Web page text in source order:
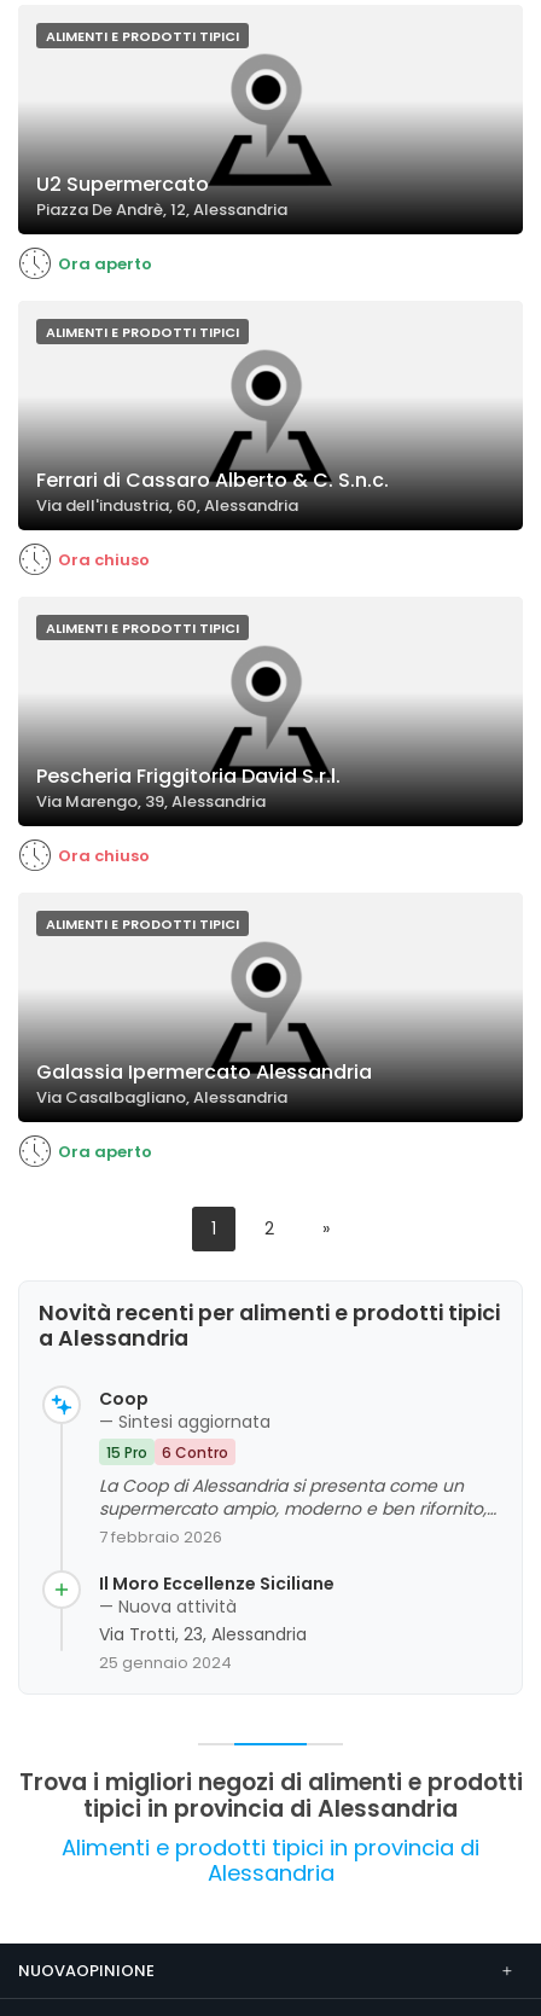
ALIMENTI E PRODOTTI TIPICI
U2 Supermercato
Piazza De Andrè, 12, Alessandria
Ora aperto
ALIMENTI E PRODOTTI TIPICI
Ferrari di Cassaro Alberto & C. S.n.c.
Via dell'industria, 60, Alessandria
Ora chiuso
ALIMENTI E PRODOTTI TIPICI
Pescheria Friggitoria David S.r.l.
Via Marengo, 39, Alessandria
Ora chiuso
ALIMENTI E PRODOTTI TIPICI
Galassia Ipermercato Alessandria
Via Casalbagliano, Alessandria
Ora aperto
1 2 »
Novità recenti per alimenti e prodotti tipici
a Alessandria
Coop
— Sintesi aggiornata
15 Pro 6 Contro
La Coop di Alessandria si presenta come un
supermercato ampio, moderno e ben rifornito,
con un'attenzione particolare alla pulizia,
nel reparto frutta, verdura e pesce. La clientela
apprezza la varietà di offerte, la presenza di
servizi come bar e ristorazione interna, e la
possibilità di utilizzare tecnologie innovative per
rendere più agevoli gli acquisti. Tuttavia,
a un approccio non sempre cortese da parte di
punto vendita che si presenta rinnovato e
funzionale, con margini di miglioramento nel
servizio al cliente.
7 febbraio 2026
Il Moro Eccellenze Siciliane
— Nuova attività
Via Trotti, 23, Alessandria
25 gennaio 2024
Trova i migliori negozi di alimenti e prodotti
tipici in provincia di Alessandria
Alimenti e prodotti tipici in provincia di
Alessandria
NUOVAOPINIONE